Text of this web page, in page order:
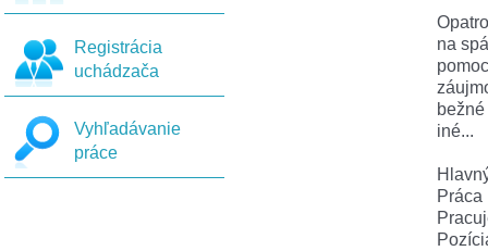
na
iné...
Práca
Registrácia
uchádzača
Vyhľadávanie
práce